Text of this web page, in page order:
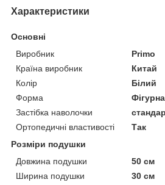
Характеристики
Основні
Виробник
Primo
Країна виробник
Китай
Колір
Білий
Форма
Фігурна
Застібка наволочки
Ортопедичні властивості
Так
Розміри подушки
Довжина подушки
50 см
Ширина подушки
30 см